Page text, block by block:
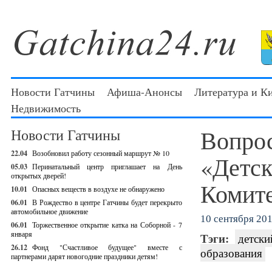
Новости Гатчины Афиша-Анонсы
Литература и
Недвижимость
Новости Гатчины
22.04 Возобновил работу сезонный маршрут № 10
05.03 Перинатальный центр приглашает на День
открытых дверей!
10.01 Опасных веществ в воздухе не обнаружено
06.01 В Рождество в центре Гатчины будет перекрыто
автомобильное движение
06.01 Торжественное открытие катка на Соборной - 7
января
26.12 Фонд "Счастливое будущее" вместе с
партнерами дарят новогодние праздники детям!
10 сентября
Тэги:
образования